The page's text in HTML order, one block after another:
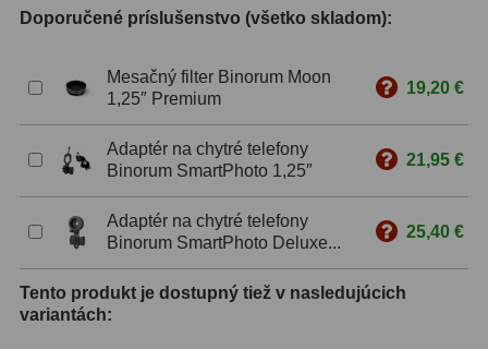
ED a Flat Field12
Ostatné 30
Barlow
Mesačné a polarizačné
Doporučené príslušenstvo (všetko skladom):
Mesačný filter Binorum Moon
1,25″ Premium
19,20 €
Adaptér na chytré telefony
Binorum SmartPhoto 1,25″
21,95 €
Adaptér na chytré telefony
Binorum SmartPhoto Deluxe...
25,40 €
Tento produkt je dostupný tiež v nasledujúcich
variantách: